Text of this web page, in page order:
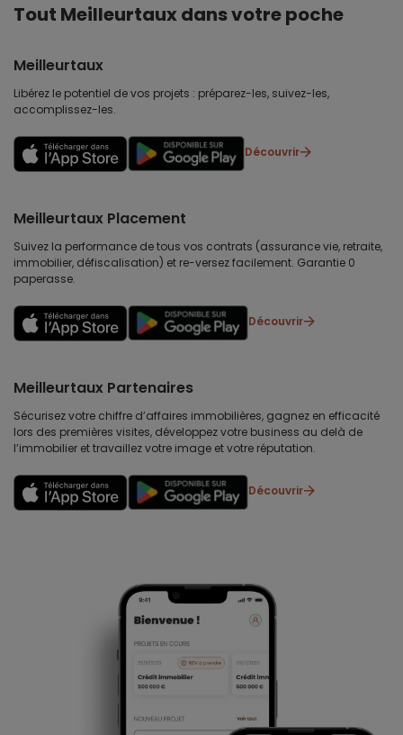
Tout Meilleurtaux dans votre poche
Meilleurtaux
Libérez le potentiel de vos projets : préparez-les, suivez-les,
accomplissez-les.
Découvrir
Meilleurtaux Placement
Suivez la performance de tous vos contrats (assurance vie, retraite,
immobilier, défiscalisation) et re-versez facilement. Garantie 0
paperasse.
Découvrir
Meilleurtaux Partenaires
Sécurisez votre chiffre d’affaires immobilières, gagnez en efficacité
lors des premières visites, développez votre business au delà de
l’immobilier et travaillez votre image et votre réputation.
Découvrir